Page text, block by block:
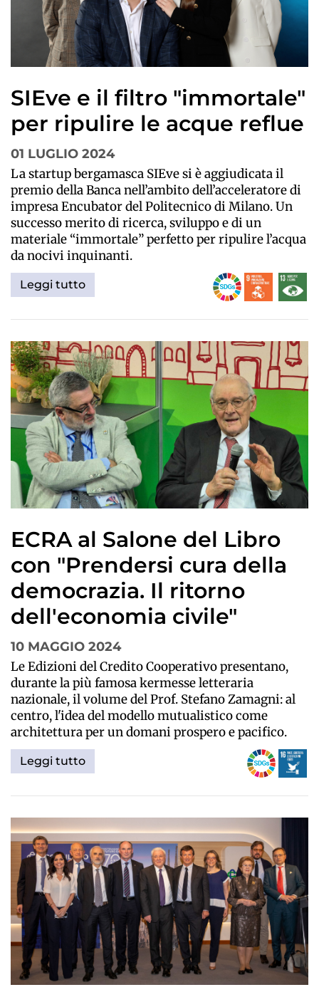
SIEve e il filtro "immortale"
per ripulire le acque reflue
01 LUGLIO 2024
La startup bergamasca SIEve si è aggiudicata il
premio della Banca nell’ambito dell’acceleratore di
impresa Encubator del Politecnico di Milano. Un
successo merito di ricerca, sviluppo e di un
materiale “immortale” perfetto per ripulire l’acqua
da nocivi inquinanti.
Leggi tutto
ECRA al Salone del Libro
con "Prendersi cura della
democrazia. Il ritorno
dell'economia civile"
10 MAGGIO 2024
Le Edizioni del Credito Cooperativo presentano,
durante la più famosa kermesse letteraria
nazionale, il volume del Prof. Stefano Zamagni: al
centro, l'idea del modello mutualistico come
architettura per un domani prospero e pacifico.
Leggi tutto